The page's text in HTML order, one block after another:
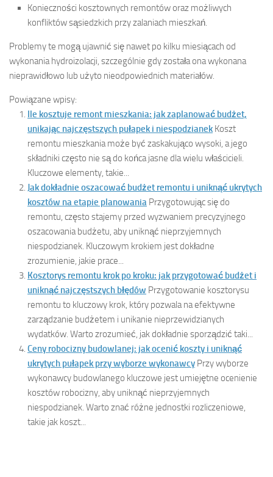
Konieczności kosztownych remontów oraz możliwych
konfliktów sąsiedzkich przy zalaniach mieszkań.
Problemy te mogą ujawnić się nawet po kilku miesiącach od
wykonania hydroizolacji, szczególnie gdy została ona wykonana
nieprawidłowo lub użyto nieodpowiednich materiałów.
Powiązane wpisy:
Ile kosztuje remont mieszkania: jak zaplanować budżet,
unikając najczęstszych pułapek i niespodzianek Koszt
remontu mieszkania może być zaskakująco wysoki, a jego
składniki często nie są do końca jasne dla wielu właścicieli.
Kluczowe elementy, takie...
Jak dokładnie oszacować budżet remontu i uniknąć ukrytych
kosztów na etapie planowania Przygotowując się do
remontu, często stajemy przed wyzwaniem precyzyjnego
oszacowania budżetu, aby uniknąć nieprzyjemnych
niespodzianek. Kluczowym krokiem jest dokładne
zrozumienie, jakie prace...
Kosztorys remontu krok po kroku: jak przygotować budżet i
uniknąć najczęstszych błędów Przygotowanie kosztorysu
remontu to kluczowy krok, który pozwala na efektywne
zarządzanie budżetem i unikanie nieprzewidzianych
wydatków. Warto zrozumieć, jak dokładnie sporządzić taki...
Ceny robocizny budowlanej: jak ocenić koszty i uniknąć
ukrytych pułapek przy wyborze wykonawcy Przy wyborze
wykonawcy budowlanego kluczowe jest umiejętne ocenienie
kosztów robocizny, aby uniknąć nieprzyjemnych
niespodzianek. Warto znać różne jednostki rozliczeniowe,
takie jak koszt...